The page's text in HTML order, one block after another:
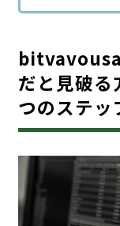
だと見破る
つのステッ